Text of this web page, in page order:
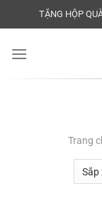
qua
dung
TẶNG HỘP
Trang